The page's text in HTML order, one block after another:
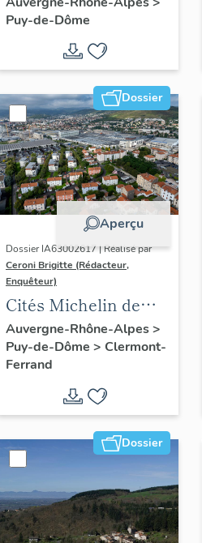
d'inventaire des
boulevards de
ceinture de
Clermont-Ferrand
Puy-de-Dôme
Dossier
Aperçu
Dossier IA63002617 | Réalisé par
Ceroni Brigitte (Rédacteur,
Enquêteur)
Cités Michelin de
l'agglomération
clermontoise
Auvergne-Rhône-Alpes>
Puy-de-Dôme > Clermont-
Ferrand
Dossier